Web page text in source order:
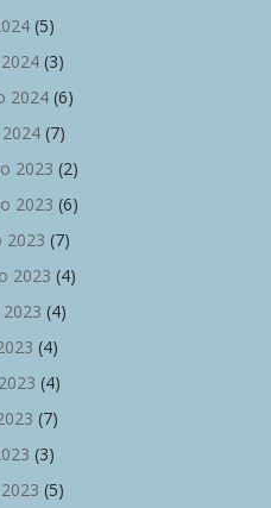
(5)
(3)
2024(6)
(7)
2023 (2)
2023 (6)
2023 (7)
2023 (4)
(4)
(4)
(4)
(7)
(3)
(5)